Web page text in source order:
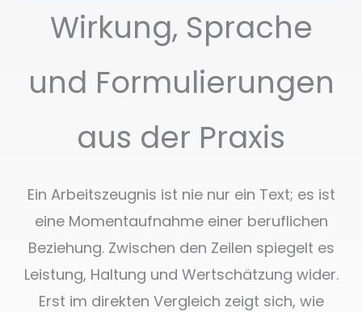
Wirkung, Sprache
und Formulierungen
aus der Praxis
Ein Arbeitszeugnis ist nie nur ein Text; es ist
eine Momentaufnahme einer beruflichen
Beziehung. Zwischen den Zeilen spiegelt es
Leistung, Haltung und Wertschätzung wider.
Erst im direkten Vergleich zeigt sich, wie